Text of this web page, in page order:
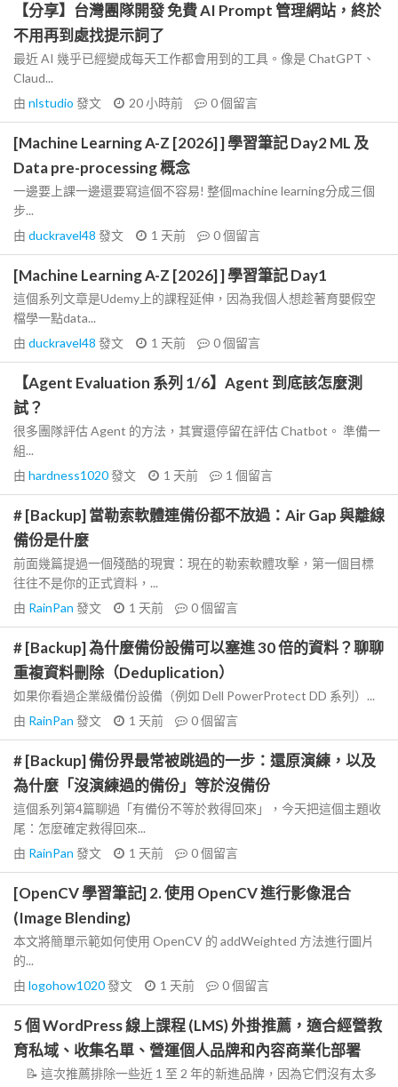
【分享】台灣團隊開發 免費 AI Prompt 管理網站，終於
不用再到處找提示詞了
最近 AI 幾乎已經變成每天工作都會用到的工具。像是 ChatGPT、
Claud...
由 nlstudio 發文 20 小時前 0個留言
[Machine Learning A-Z [2026] ] 學習筆記 Day2 ML 及
Data pre-processing 概念
一邊要上課一邊還要寫這個不容易! 整個machine learning分成三個
步...
由 duckravel48 發文 1 天前 0個留言
[Machine Learning A-Z [2026] ] 學習筆記 Day1
這個系列文章是Udemy上的課程延伸，因為我個人想趁著育嬰假空
檔學一點data...
由 duckravel48 發文 1 天前 0個留言
【Agent Evaluation 系列 1/6】Agent 到底該怎麼測
試？
很多團隊評估 Agent 的方法，其實還停留在評估 Chatbot。 準備一
組...
由 hardness1020發文 1 天前 1 個留言
# [Backup] 當勒索軟體連備份都不放過：Air Gap 與離線
備份是什麼
前面幾篇提過一個殘酷的現實：現在的勒索軟體攻擊，第一個目標
往往不是你的正式資料，...
由 RainPan 發文 1 天前 0個留言
# [Backup] 為什麼備份設備可以塞進 30 倍的資料？聊聊
重複資料刪除（Deduplication）
如果你看過企業級備份設備（例如 Dell PowerProtect DD 系列）...
由 RainPan 發文 1 天前 0個留言
# [Backup] 備份界最常被跳過的一步：還原演練，以及
為什麼「沒演練過的備份」等於沒備份
這個系列第4篇聊過「有備份不等於救得回來」，今天把這個主題收
尾：怎麼確定救得回來...
由 RainPan 發文 1 天前 0個留言
[OpenCV 學習筆記] 2. 使用 OpenCV 進行影像混合
(Image Blending)
本文將簡單示範如何使用 OpenCV 的 addWeighted 方法進行圖片
的...
由 logohow1020發文 1 天前 0個留言
5 個 WordPress 線上課程 (LMS) 外掛推薦，適合經營教
育私域、收集名單、營運個人品牌和內容商業化部署
📝 這次推薦排除一些近 1 至 2 年的新進品牌，因為它們沒有太多